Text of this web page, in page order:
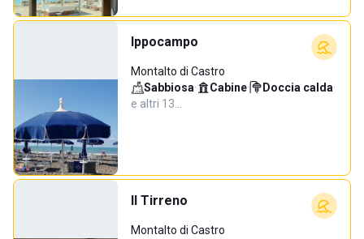
Ippocampo
Montalto di Castro
Sabbiosa· Cabine· Doccia calda·
e altri 13…
Il Tirreno
Montalto di Castro